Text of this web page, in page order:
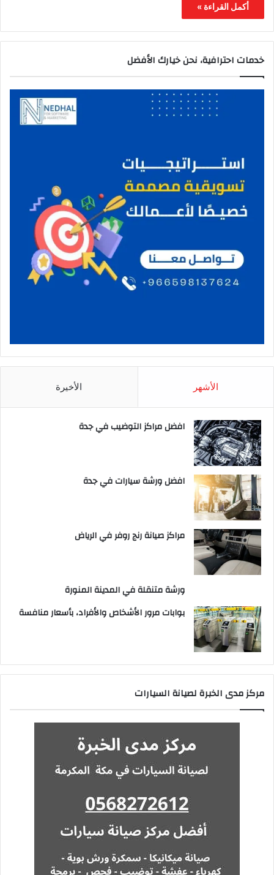
أكمل القراءة »
خدمات احترافية، نحن خيارك الأفضل
الأشهر الأخيرة
افضل مراكز التوضيب في جدة
افضل ورشة سيارات في جدة
مراكز صيانة رنج روفر في الرياض
ورشة متنقلة في المدينة المنورة
بوابات مرور الأشخاص والأفراد، بأسعار منافسة
مركز مدى الخبرة لصيانة السيارات